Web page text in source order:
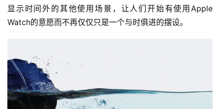
显示时间外的其他使用场景，让人们开始有使用Apple
Watch的意愿而不再仅仅只是一个与时俱进的摆设。